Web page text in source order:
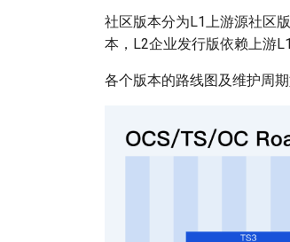
社区版本分为L1上游源社区
本，L2企业发行版依赖上游
各个版本的路线图及维护周期